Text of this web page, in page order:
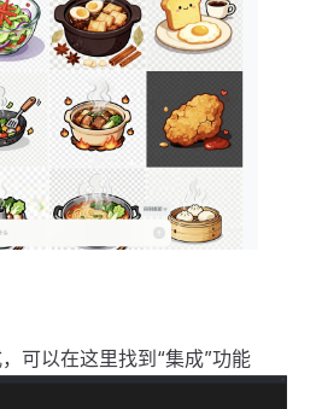
可以在这里找到“集成”功能